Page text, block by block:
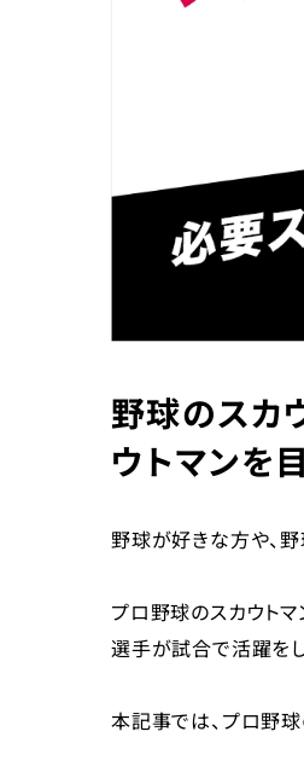
野球のスカ
ウトマンを
野球が好きな方や、
プロ野球のスカウト
選手が試合で活躍を
本記事では、プロ野